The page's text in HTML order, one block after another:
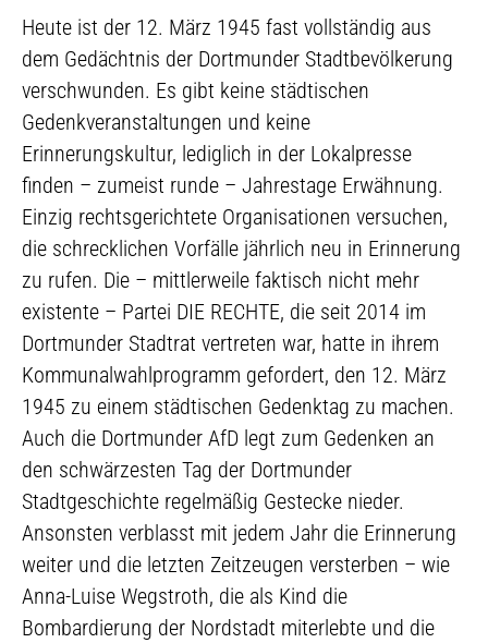
Heute ist der 12. März 1945 fast vollständig aus
dem Gedächtnis der Dortmunder Stadtbevölkerung
verschwunden. Es gibt keine städtischen
Gedenkveranstaltungen und keine
Erinnerungskultur, lediglich in der Lokalpresse
finden – zumeist runde – Jahrestage Erwähnung.
Einzig rechtsgerichtete Organisationen versuchen,
die schrecklichen Vorfälle jährlich neu in Erinnerung
zu rufen. Die – mittlerweile faktisch nicht mehr
existente – Partei DIE RECHTE, die seit 2014 im
Dortmunder Stadtrat vertreten war, hatte in ihrem
Kommunalwahlprogramm gefordert, den 12. März
1945 zu einem städtischen Gedenktag zu machen.
Auch die Dortmunder AfD legt zum Gedenken an
den schwärzesten Tag der Dortmunder
Stadtgeschichte regelmäßig Gestecke nieder.
Ansonsten verblasst mit jedem Jahr die Erinnerung
weiter und die letzten Zeitzeugen versterben – wie
Anna-Luise Wegstroth, die als Kind die
Bombardierung der Nordstadt miterlebte und die